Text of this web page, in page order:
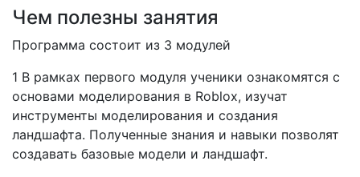
Чем полезны занятия
Программа состоит из 3 модулей
1 В рамках первого модуля ученики ознакомятся с
основами моделирования в Roblox, изучат
инструменты моделирования и создания
ландшафта. Полученные знания и навыки позволят
создавать базовые модели и ландшафт.